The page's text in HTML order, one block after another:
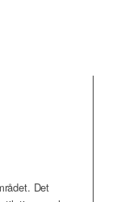
Det